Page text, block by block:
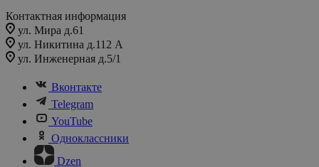
Контактная информация
ул. Мира д.61
ул. Никитина д.112 А
ул. Инженерная д.5/1
Вконтакте
Telegram
YouTube
Одноклассники
Dzen